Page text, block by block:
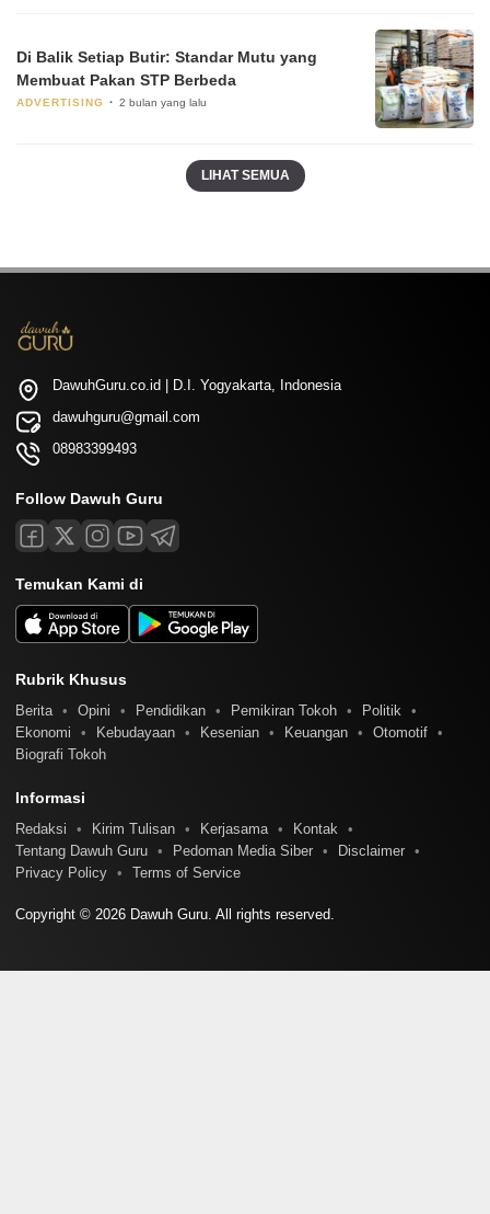
Di Balik Setiap Butir: Standar Mutu yang
Membuat Pakan STP Berbeda
ADVERTISING 2 bulan yang lalu
LIHAT SEMUA
DawuhGuru.co.id | D.I. Yogyakarta, Indonesia
dawuhguru@gmail.com
08983399493
Follow Dawuh Guru
Temukan Kami di
Rubrik Khusus
Berita Opini Pendidikan Pemikiran Tokoh
Politik
Ekonomi
Kebudayaan Kesenian Keuangan
Otomotif
Biografi Tokoh
Informasi
Redaksi Kirim Tulisan Kerjasama
Kontak
Tentang Dawuh Guru
Pedoman Media Siber
Disclaimer
Privacy Policy
Terms of Service
Copyright © 2026 Dawuh Guru. All rights reserved.